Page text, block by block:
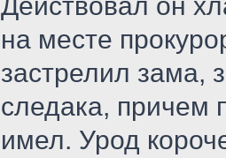
на месте
застрелил зама,
следака, причем
имел. Урод